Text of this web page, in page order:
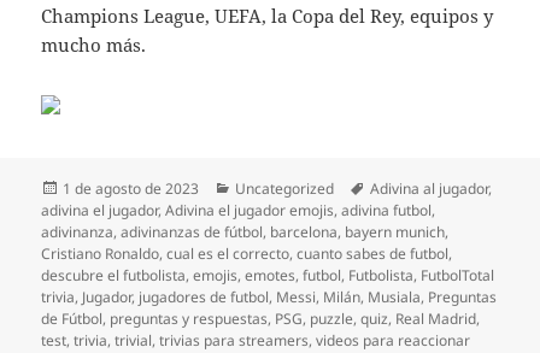
Champions League, UEFA, la Copa del Rey, equipos y
mucho más.
Publicado
el
1 de agosto de 2023 Categorías
Uncategorized Etiquetas
Adivina al jugador,
adivina el jugador,Adivina el jugador emojis,adivina futbol,
adivinanza,adivinanzas de fútbol, barcelona, bayern munich,
Cristiano Ronaldo,cual es el correcto,cuanto sabes de futbol,
descubre el futbolista,emojis,emotes,futbol, Futbolista, FutbolTotal
trivia, Jugador, jugadores de futbol, Messi, Milán, Musiala, Preguntas
de Fútbol, preguntas y respuestas, PSG, puzzle,quiz, Real Madrid,
test,trivia,trivial,trivias para streamers,videos para reaccionar